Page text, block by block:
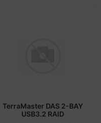
TerraMaster DAS 2-BAY
USB3.2 RAID